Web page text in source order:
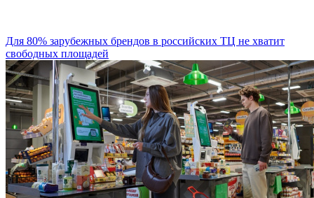
Для 80% зарубежных брендов в российских ТЦ не хватит
свободных площадей